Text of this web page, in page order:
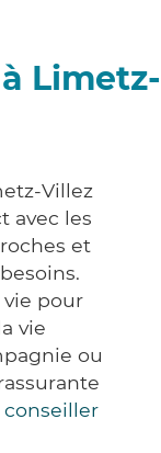
Limetz-
Villez
avec les
et
pour
vie
ou